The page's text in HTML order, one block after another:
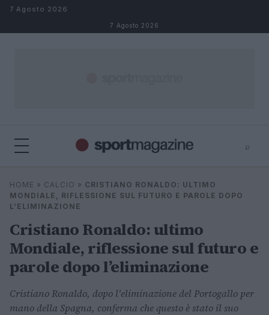
Salta al contenuto
7 Agosto 2026
7 Agosto 2026
⌕
Cerca
HOME » CALCIO » CRISTIANO RONALDO: ULTIMO
MONDIALE, RIFLESSIONE SUL FUTURO E PAROLE DOPO
L’ELIMINAZIONE
Cristiano Ronaldo: ultimo
Mondiale, riflessione sul futuro e
parole dopo l’eliminazione
Cristiano Ronaldo, dopo l'eliminazione del Portogallo per
mano della Spagna, conferma che questo è stato il suo